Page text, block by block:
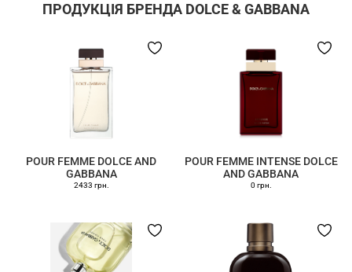
ПРОДУКЦІЯ БРЕНДА DOLCE & GABBANA
POUR FEMME DOLCE AND
GABBANA
2433 грн.
POUR FEMME INTENSE DOLCE
AND GABBANA
0 грн.